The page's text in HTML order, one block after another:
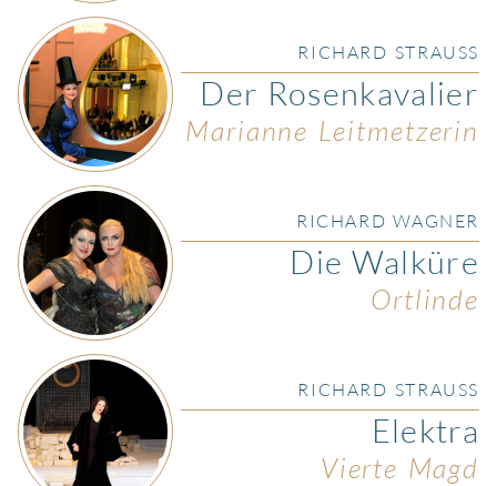
RICHARD STRAUSS
Der Rosenkavalier
Marianne Leitmetzerin
RICHARD WAGNER
Die Walküre
Ortlinde
RICHARD STRAUSS
Elektra
Vierte Magd